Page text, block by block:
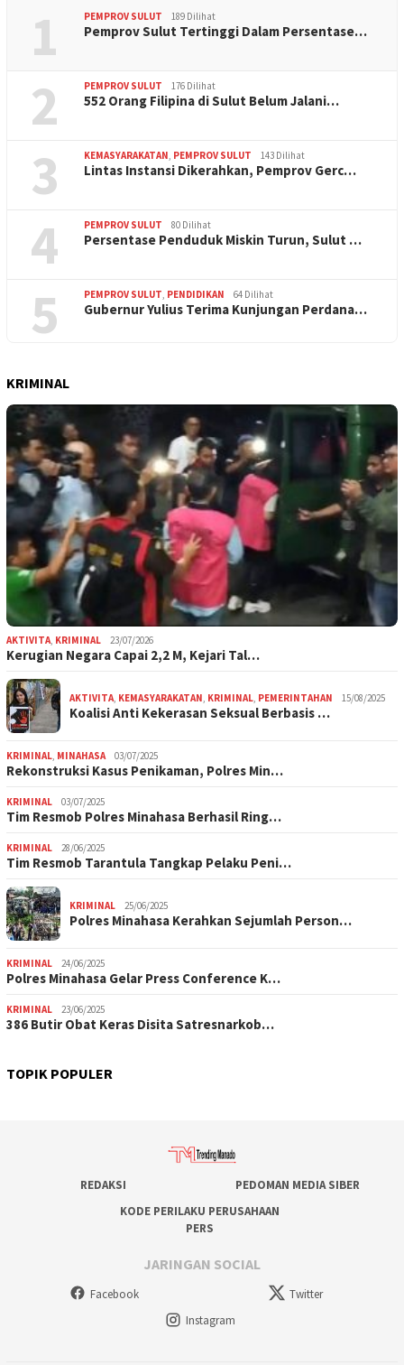
1 PEMPROV SULUT 189 Dilihat
Pemprov Sulut Tertinggi Dalam Persentase…
2 PEMPROV SULUT 176 Dilihat
552 Orang Filipina di Sulut Belum Jalani…
3 KEMASYARAKATAN PEMPROV SULUT 143 Dilihat
Lintas Instansi Dikerahkan, Pemprov Gerc…
4 PEMPROV SULUT 80 Dilihat
Persentase Penduduk Miskin Turun, Sulut …
5 PEMPROV SULUT PENDIDIKAN 64 Dilihat
Gubernur Yulius Terima Kunjungan Perdana…
KRIMINAL
AKTIVITA KRIMINAL 23/07/2026
Kerugian Negara Capai 2,2 M, Kejari Tal…
AKTIVITA KEMASYARAKATAN KRIMINAL PEMERINTAHAN 15/08/2025
Koalisi Anti Kekerasan Seksual Berbasis …
KRIMINAL MINAHASA 03/07/2025
Rekonstruksi Kasus Penikaman, Polres Min…
KRIMINAL 03/07/2025
Tim Resmob Polres Minahasa Berhasil Ring…
KRIMINAL 28/06/2025
Tim Resmob Tarantula Tangkap Pelaku Peni…
KRIMINAL 25/06/2025
Polres Minahasa Kerahkan Sejumlah Person…
KRIMINAL 24/06/2025
Polres Minahasa Gelar Press Conference K…
KRIMINAL 23/06/2025
386 Butir Obat Keras Disita Satresnarkob…
TOPIK POPULER
REDAKSI
PEDOMAN MEDIA SIBER
KODE PERILAKU PERUSAHAAN
PERS
JARINGAN SOCIAL
Facebook
Twitter
Instagram